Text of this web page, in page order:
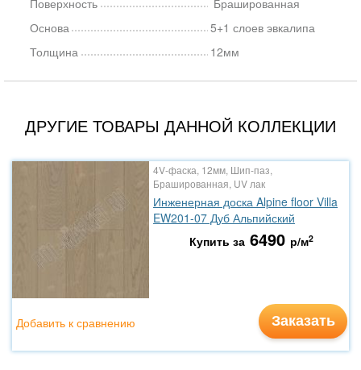
Поверхность
Брашированная
Основа
5+1 слоев эвкалипа
Толщина
12мм
ДРУГИЕ ТОВАРЫ ДАННОЙ КОЛЛЕКЦИИ
4V-фаска, 12мм, Шип-паз,
Брашированная, UV лак
Инженерная доска Alpine floor Villa
EW201-07 Дуб Альпийский
Купить за 6490 р/м2
Заказать
Добавить к сравнению